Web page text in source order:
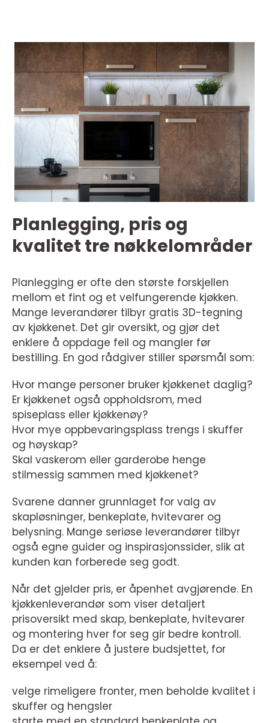
Planlegging, pris og
kvalitet tre nøkkelområder
Planlegging er ofte den største forskjellen
mellom et fint og et velfungerende kjøkken.
Mange leverandører tilbyr gratis 3D-tegning
av kjøkkenet. Det gir oversikt, og gjør det
enklere å oppdage feil og mangler før
bestilling. En god rådgiver stiller spørsmål som:
Hvor mange personer bruker kjøkkenet daglig?
Er kjøkkenet også oppholdsrom, med
spiseplass eller kjøkkenøy?
Hvor mye oppbevaringsplass trengs i skuffer
og høyskap?
Skal vaskerom eller garderobe henge
stilmessig sammen med kjøkkenet?
Svarene danner grunnlaget for valg av
skapløsninger, benkeplate, hvitevarer og
belysning. Mange seriøse leverandører tilbyr
også egne guider og inspirasjonssider, slik at
kunden kan forberede seg godt.
Når det gjelder pris, er åpenhet avgjørende. En
kjøkkenleverandør som viser detaljert
prisoversikt med skap, benkeplate, hvitevarer
og montering hver for seg gir bedre kontroll.
Da er det enklere å justere budsjettet, for
eksempel ved å:
velge rimeligere fronter, men beholde kvalitet i
skuffer og hengsler